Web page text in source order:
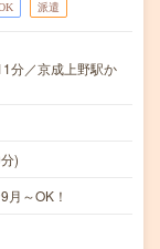
派遣
分／京成上野駅か
)
～OK！